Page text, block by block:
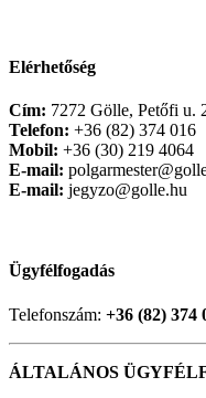
Elérhetőség
Cím: 7272 Gölle, Petőfi u.
Telefon: +36 (82) 374 016
Mobil: +36 (30) 219 4064
E-mail:
E-mail: jegyzo@golle.hu
Ügyfélfogadás
Telefonszám: +36 (82) 374
ÁLTALÁNOS